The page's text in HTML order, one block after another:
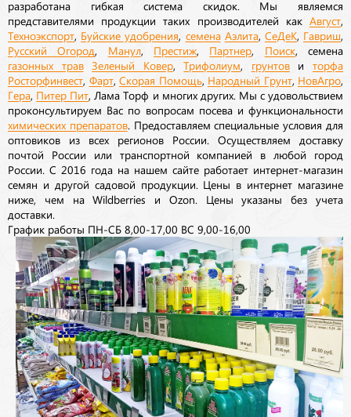
разработана гибкая система скидок. Мы являемся
представителями продукции таких производителей как Август
Техноэкспорт Буйские удобрения семена Аэлита, СеДеК Гавриш
Русский Огород Манул, Престиж Партнер Поиск, семена
газонных трав Зеленый Ковер,Трифолиум грунтовиторфа
Росторфинвест Фарт, Скорая Помощь Народный Грунт, НовАгро
Гера Питер Пит , Лама Торф и многих других. Мы с удовольствием
проконсультируем Вас по вопросам посева и функциональности
химических препаратов. Предоставляем специальные условия для
оптовиков из всех регионов России. Осуществляем доставку
почтой России или транспортной компанией в любой город
России. С 2016 года на нашем сайте работает интернет-магазин
семян и другой садовой продукции. Цены в интернет магазине
ниже, чем на Wildberries и Ozon. Цены указаны без учета
доставки.
График работы ПН-СБ 8,00-17,00 ВС 9,00-16,00